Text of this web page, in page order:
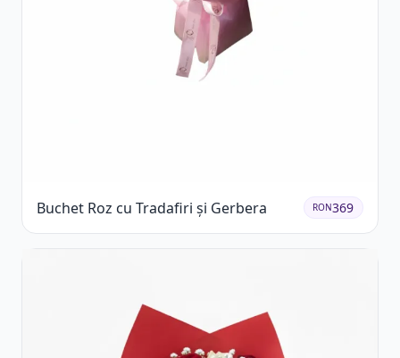
Buchet Roz cu Tradafiri și Gerbera RON369